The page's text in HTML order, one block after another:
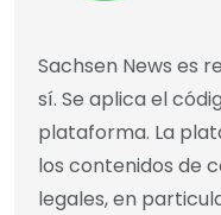
Sachsen News es
sí. Se aplica el
plataforma. La
los contenidos de
legales, en